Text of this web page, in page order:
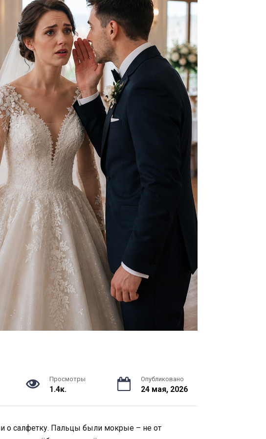
Просмотры
1.4к.
Опубликовано
24 мая, 2026
о салфетку. Пальцы были мокрые – не от